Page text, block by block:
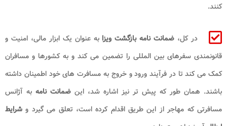
کنند.
در کل، ضمانت نامه بازگشت ویزابه عنوان یک ابزار مالی، امنیت و
قانونمندی سفرهای بین المللی را تضمین می کند و به کشورها و مسافران
کمک می کند تا در فرآیند ورود و خروج به مسافرت های خود اطمینان داشته
باشند. همان طور که پیش تر نیز اشاره شد، این ضمانت نامه به آژانس
مسافرتی که مهاجر از این طریق اقدام کرده است، تعلق می گیرد و شرایط